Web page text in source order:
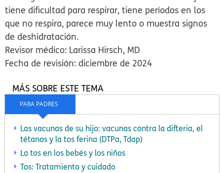
tiene dificultad para respirar, tiene períodos en los
que no respira, parece muy lento o muestra signos
de deshidratación.
Revisor médico: Larissa Hirsch, MD
Fecha de revisión: diciembre de 2024
PARA PADRES
MÁS SOBRE ESTE TEMA
Las vacunas de su hijo: vacunas contra la difteria, el
tétanos y la tos ferina (DTPa, Tdap)
La tos en los bebés y los niños
Tos: Tratamiento y cuidado